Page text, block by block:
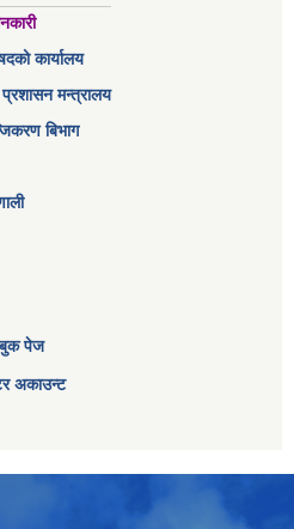
कार्यालय
प्रशासन मन्त्रालय
बिभाग
पेज
अकाउन्ट